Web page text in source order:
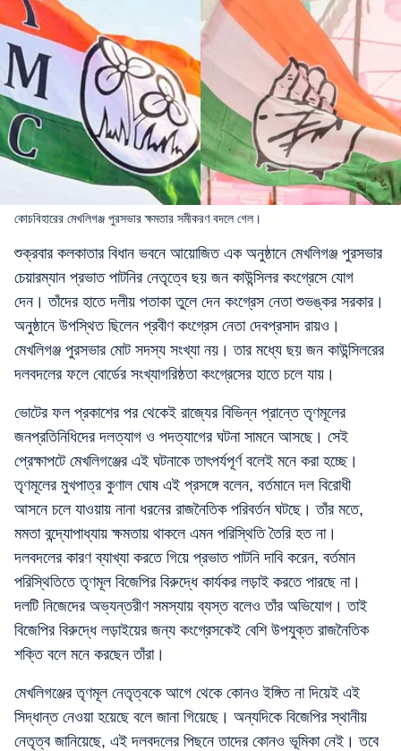
কোচবিহারের মেখলিগঞ্জ পুরসভার ক্ষমতার সমীকরণ বদলে গেল।
শুক্রবার কলকাতার বিধান ভবনে আয়োজিত এক অনুষ্ঠানে মেখলিগঞ্জ পুরসভার
চেয়ারম্যান প্রভাত পাটনির নেতৃত্বে ছয় জন কাউন্সিলর কংগ্রেসে যোগ
দেন। তাঁদের হাতে দলীয় পতাকা তুলে দেন কংগ্রেস নেতা শুভঙ্কর সরকার।
অনুষ্ঠানে উপস্থিত ছিলেন প্রবীণ কংগ্রেস নেতা দেবপ্রসাদ রায়ও।
মেখলিগঞ্জ পুরসভার মোট সদস্য সংখ্যা নয়। তার মধ্যে ছয় জন কাউন্সিলরের
দলবদলের ফলে বোর্ডের সংখ্যাগরিষ্ঠতা কংগ্রেসের হাতে চলে যায়।
ভোটের ফল প্রকাশের পর থেকেই রাজ্যের বিভিন্ন প্রান্তে তৃণমূলের
জনপ্রতিনিধিদের দলত্যাগ ও পদত্যাগের ঘটনা সামনে আসছে। সেই
প্রেক্ষাপটে মেখলিগঞ্জের এই ঘটনাকে তাৎপর্যপূর্ণ বলেই মনে করা হচ্ছে।
তৃণমূলের মুখপাত্র কুণাল ঘোষ এই প্রসঙ্গে বলেন, বর্তমানে দল বিরোধী
আসনে চলে যাওয়ায় নানা ধরনের রাজনৈতিক পরিবর্তন ঘটছে। তাঁর মতে,
মমতা বন্দ্যোপাধ্যায় ক্ষমতায় থাকলে এমন পরিস্থিতি তৈরি হত না।
দলবদলের কারণ ব্যাখ্যা করতে গিয়ে প্রভাত পাটনি দাবি করেন, বর্তমান
পরিস্থিতিতে তৃণমূল বিজেপির বিরুদ্ধে কার্যকর লড়াই করতে পারছে না।
দলটি নিজেদের অভ্যন্তরীণ সমস্যায় ব্যস্ত বলেও তাঁর অভিযোগ। তাই
বিজেপির বিরুদ্ধে লড়াইয়ের জন্য কংগ্রেসকেই বেশি উপযুক্ত রাজনৈতিক
শক্তি বলে মনে করছেন তাঁরা।
মেখলিগঞ্জের তৃণমূল নেতৃত্বকে আগে থেকে কোনও ইঙ্গিত না দিয়েই এই
সিদ্ধান্ত নেওয়া হয়েছে বলে জানা গিয়েছে। অন্যদিকে বিজেপির স্থানীয়
নেতৃত্ব জানিয়েছে, এই দলবদলের পিছনে তাদের কোনও ভূমিকা নেই। তবে